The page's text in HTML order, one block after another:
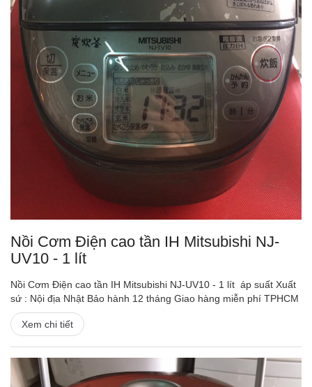
Nồi Cơm Điện cao tần IH Mitsubishi NJ-
UV10 - 1 lít
Nồi Cơm Điện cao tần IH Mitsubishi NJ-UV10 - 1 lít áp suất Xuất
sứ : Nội địa Nhật Bảo hành 12 tháng Giao hàng miễn phí TPHCM
Xem chi tiết